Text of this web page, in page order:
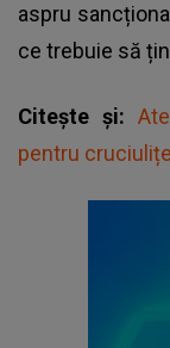
aspru
ce trebuie să
Citește și:
pentru